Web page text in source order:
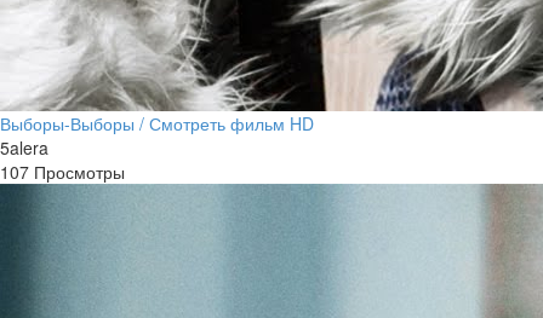
Выборы-Выборы / Смотреть фильм HD
5alera
107 Просмотры